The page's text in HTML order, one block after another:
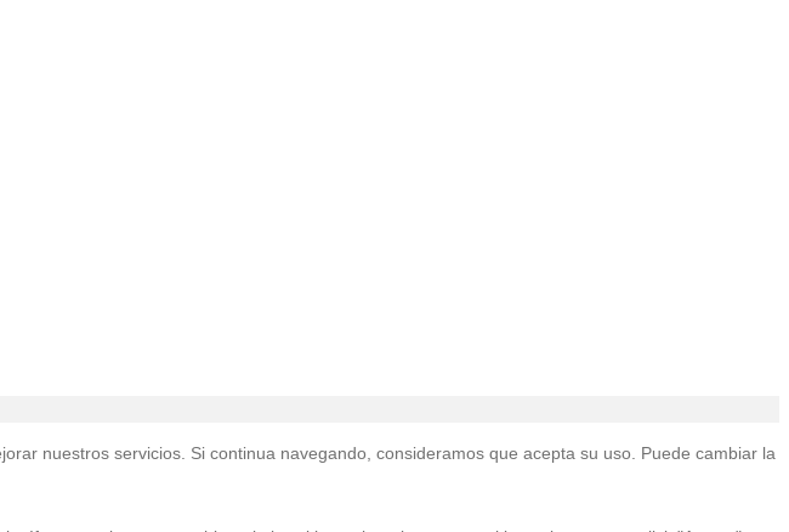
nuestros servicios. Si continua navegando, consideramos que acepta su uso. Puede cambiar la